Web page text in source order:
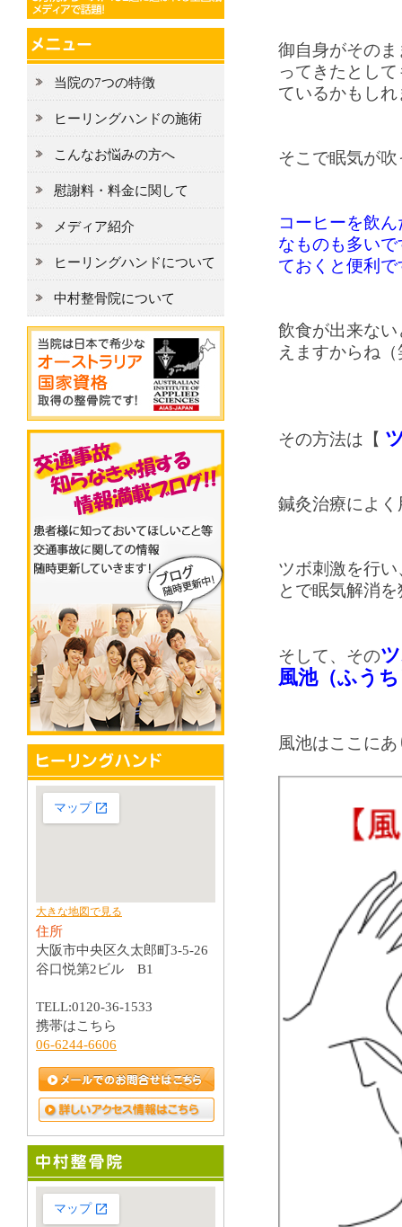
御自身がその
ってきたとし
ているかもし
そこで眠気が
コーヒーを飲
なものも多い
ておくと便利で
飲食が出来な
えますからね（
その方法は【
鍼灸治療によ
ツボ刺激を行
とで眠気解消
そして、その
風池（ふう
風池はここに
当院の7つの特徴
ヒーリングハンドの施術
こんなお悩みの方へ
慰謝料・料金に関して
メディア紹介
ヒーリングハンドについて
中村整骨院について
大きな地図で見る
住所
大阪市中央区久太郎町3-5-26
谷口悦第2ビル B1
TELL:0120-36-1533
携帯はこちら
06-6244-6606